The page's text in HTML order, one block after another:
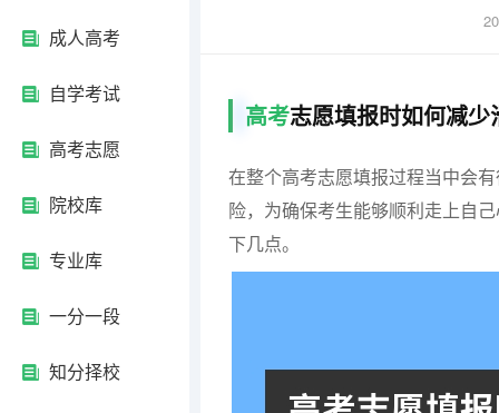
成人高考
自学考试
高考志愿
院校库
专业库
一分一段
知分择校
高考志愿填报时如何减少
在整个高考志愿填报过程当中会
险，为确保考生能够顺利走上自
下几点。